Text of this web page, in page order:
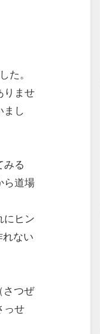
た。
りませ
まし
みる
ら道場
にヒン
れない
さつぜ
っせ